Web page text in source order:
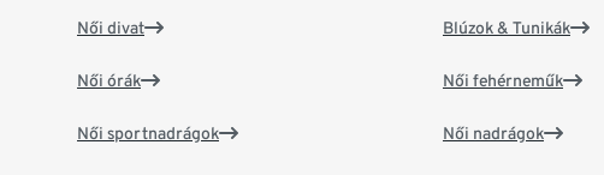
Női divat
Női órák
Női sportnadrágok
Blúzok & Tunikák
Női fehérneműk
Női nadrágok